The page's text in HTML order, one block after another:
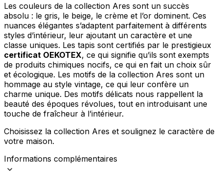
Les couleurs de la collection Ares sont un succès
absolu : le gris, le beige, le crème et l’or dominent. Ces
nuances élégantes s’adaptent parfaitement à différents
styles d’intérieur, leur ajoutant un caractère et une
classe uniques. Les tapis sont certifiés par le prestigieux
certificat OEKOTEX, ce qui signifie qu’ils sont exempts
de produits chimiques nocifs, ce qui en fait un choix sûr
et écologique. Les motifs de la collection Ares sont un
hommage au style vintage, ce qui leur confère un
charme unique. Des motifs délicats nous rappellent la
beauté des époques révolues, tout en introduisant une
touche de fraîcheur à l’intérieur.
Choisissez la collection Ares et soulignez le caractère de
votre maison. ​
Informations complémentaires